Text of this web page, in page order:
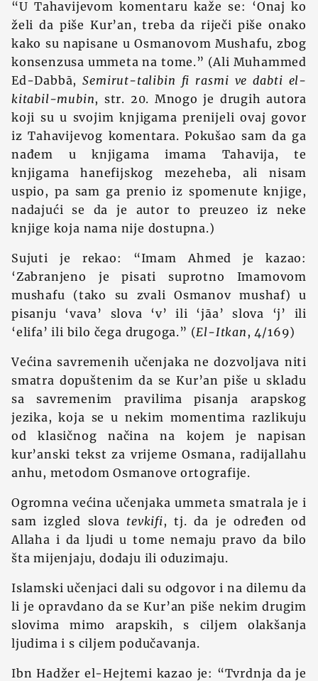
“U Tahavijevom komentaru kaže se: ‘Onaj ko
želi da piše Kur’an, treba da riječi piše onako
kako su napisane u Osmanovom Mushafu, zbog
konsenzusa ummeta na tome.” (Ali Muhammed
Ed-Dabbā,Semirut-talibin fi rasmi ve dabti el-
kitabil-mubin, str. 20. Mnogo je drugih autora
koji su u svojim knjigama prenijeli ovaj govor
iz Tahavijevog komentara. Pokušao sam da ga
nađem u knjigama imama Tahavija, te
knjigama hanefijskog mezeheba, ali nisam
uspio, pa sam ga prenio iz spomenute knjige,
nadajući se da je autor to preuzeo iz neke
knjige koja nama nije dostupna.)
Sujuti je rekao: “Imam Ahmed je kazao:
‘Zabranjeno je pisati suprotno Imamovom
mushafu (tako su zvali Osmanov mushaf) u
pisanju ‘vava’ slova ‘v’ ili ‘jāa’ slova ‘j’ ili
‘elifa’ ili bilo čega drugoga.” (El-Itkan, 4/169)
Većina savremenih učenjaka ne dozvoljava niti
smatra dopuštenim da se Kur’an piše u skladu
sa savremenim pravilima pisanja arapskog
jezika, koja se u nekim momentima razlikuju
od klasičnog načina na kojem je napisan
kur’anski tekst za vrijeme Osmana, radijallahu
anhu, metodom Osmanove ortografije.
Ogromna većina učenjaka ummeta smatrala je i
sam izgled slova tevkifi, tj. da je određen od
Allaha i da ljudi u tome nemaju pravo da bilo
šta mijenjaju, dodaju ili oduzimaju.
Islamski učenjaci dali su odgovor i na dilemu da
li je opravdano da se Kur’an piše nekim drugim
slovima mimo arapskih, s ciljem olakšanja
ljudima i s ciljem podučavanja.
Ibn Hadžer el-Hejtemi kazao je: “Tvrdnja da je